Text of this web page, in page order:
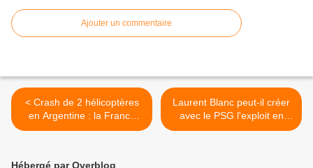
Ajouter un commentaire
< Crash de 2 hélicoptères
en Argentine : la France
une nouvelle fois endeuillée
Laurent Blanc peut-il créer
avec le PSG l'exploit en
battant le Chelsea de José
Hébergé par Overblog